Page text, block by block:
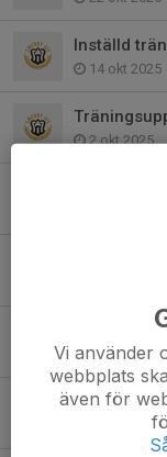
Inställd
14 okt 2025
2 okt 2025
Ny
29 apr 2025
Nya
17 apr 2025
Vi använder
webbplats
även för